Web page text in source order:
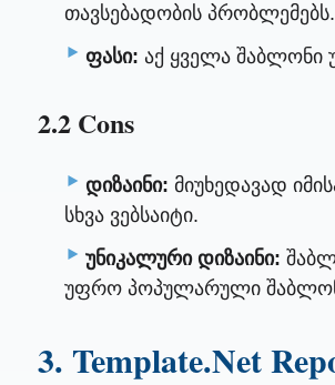
თავსებადობის პრობლემებს.
ფასი: აქ ყველა შაბლონი
2.2 Cons
დიზაინი: მიუხედავად
სხვა ვებსაიტი.
უნიკალური დიზაინი:
უფრო პოპულარული
3. Template.Net